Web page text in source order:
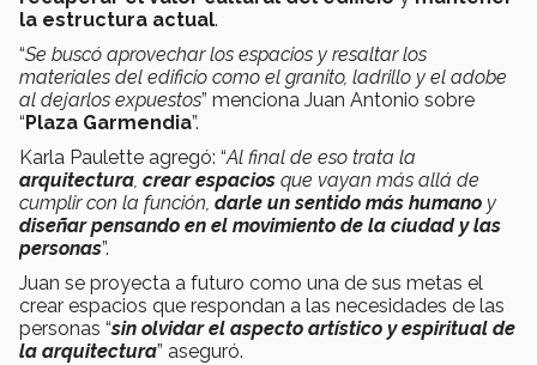
la estructura actual.
“Se buscó aprovechar los espacios y resaltar los
materiales del edificio como el granito, ladrillo y el adobe
al dejarlos expuestos” menciona Juan Antonio sobre
“Plaza Garmendia”.
Karla Paulette agregó: “Al final de eso trata la
arquitectura, crear espacios que vayan más allá de
cumplir con la función, darle un sentido más humano y
diseñar pensando en el movimiento de la ciudad y las
personas”.
Juan se proyecta a futuro como una de sus metas el
crear espacios que respondan a las necesidades de las
personas “sin olvidar el aspecto artístico y espiritual de
la arquitectura” aseguró.